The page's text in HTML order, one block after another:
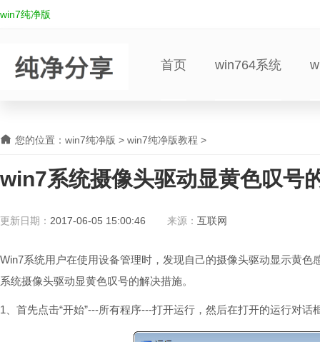
win7纯净版
首页 win764系统
您的位置： win7纯净版 > win7纯净版教程 >
win7系统摄像头驱动显黄色叹号
更新日期： 2017-06-05 15:00:46 来源： 互联网
Win7系统用户在使用设备管理时，发现自己的摄像头驱动显示黄
系统摄像头驱动显黄色叹号的解决措施。
1、首先点击“开始”---所有程序---打开运行，然后在打开的运行对话